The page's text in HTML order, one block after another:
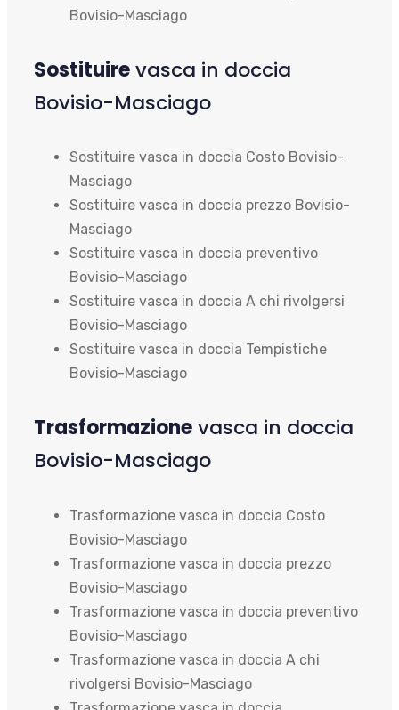
Bovisio-Masciago
Sostituirevasca in doccia
Bovisio-Masciago
Sostituire vasca in doccia Costo Bovisio-
Masciago
Sostituire vasca in doccia prezzo Bovisio-
Masciago
Sostituire vasca in doccia preventivo
Bovisio-Masciago
Sostituire vasca in doccia A chi rivolgersi
Bovisio-Masciago
Sostituire vasca in doccia Tempistiche
Bovisio-Masciago
Trasformazionevasca in doccia
Bovisio-Masciago
Trasformazione vasca in doccia Costo
Bovisio-Masciago
Trasformazione vasca in doccia prezzo
Bovisio-Masciago
Trasformazione vasca in doccia preventivo
Bovisio-Masciago
Trasformazione vasca in doccia A chi
rivolgersi Bovisio-Masciago